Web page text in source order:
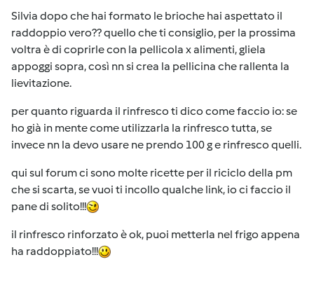
Silvia dopo che hai formato le brioche hai aspettato il
raddoppio vero?? quello che ti consiglio, per la prossima
voltra è di coprirle con la pellicola x alimenti, gliela
appoggi sopra, così nn si crea la pellicina che rallenta la
lievitazione.
per quanto riguarda il rinfresco ti dico come faccio io: se
ho già in mente come utilizzarla la rinfresco tutta, se
invece nn la devo usare ne prendo 100 g e rinfresco quelli.
qui sul forum ci sono molte ricette per il riciclo della pm
che si scarta, se vuoi ti incollo qualche link, io ci faccio il
pane di solito!!!
il rinfresco rinforzato è ok, puoi metterla nel frigo appena
ha raddoppiato!!!